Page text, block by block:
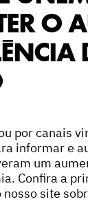
O
por canais
informar e
um
Confira a
nosso site